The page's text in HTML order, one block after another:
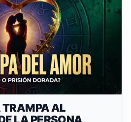
TRAMPA AL